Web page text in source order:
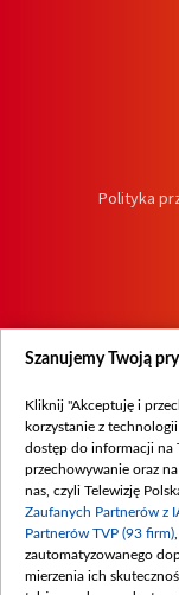
Polityka
Szanujemy Twoją
Kliknij "Akceptuję i
korzystanie z
dostęp do informacji na
przechowywanie oraz
nas, czyli Telewizję
Zaufanych Partnerów z
Partnerów TVP (93 firm)
zautomatyzowanego
mierzenia ich